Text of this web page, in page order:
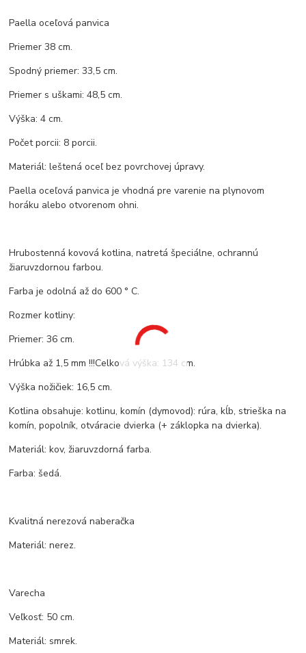
Paella oceľová panvica
Priemer 38 cm.
Spodný priemer: 33,5 cm.
Priemer s uškami: 48,5 cm.
Výška: 4 cm.
Počet porcii: 8 porcii.
Materiál: leštená oceľ bez povrchovej úpravy.
Paella oceľová panvica je vhodná pre varenie na plynovom
horáku alebo otvorenom ohni.
Hrubostenná kovová kotlina, natretá špeciálne, ochrannú
žiaruvzdornou farbou.
Farba je odolná až do 600 ° C.
Rozmer kotliny:
Priemer: 36 cm.
Hrúbka až 1,5 mm !!!Celková výška: 134 cm.
Výška nožičiek: 16,5 cm.
Kotlina obsahuje: kotlinu, komín (dymovod): rúra, kĺb, strieška na
komín, popolník, otváracie dvierka (+ záklopka na dvierka).
Materiál: kov, žiaruvzdorná farba.
Farba: šedá.
Kvalitná nerezová naberačka
Materiál: nerez.
Varecha
Veľkosť: 50 cm.
Materiál: smrek.